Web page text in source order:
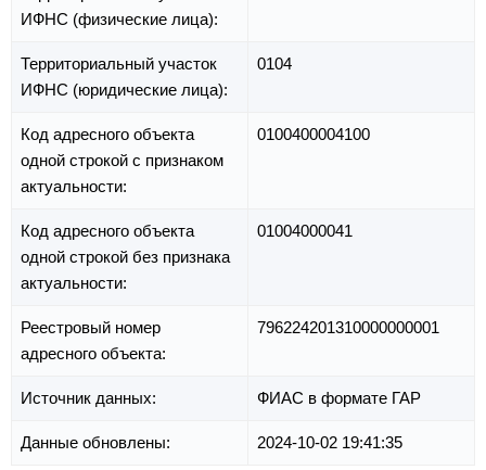
ИФНС (физические лица):
Территориальный участок
ИФНС (юридические лица):
0104
Код адресного объекта
одной строкой с признаком
актуальности:
0100400004100
Код адресного объекта
одной строкой без признака
актуальности:
01004000041
Реестровый номер
адресного объекта:
796224201310000000001
Источник данных: ФИАС в формате ГАР
Данные обновлены: 2024-10-02 19:41:35